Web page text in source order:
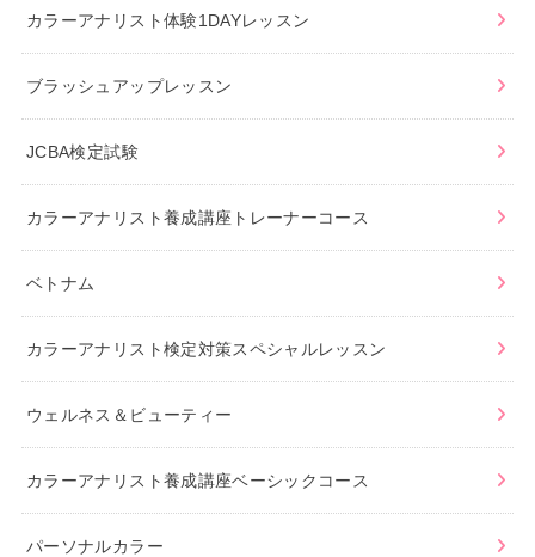
カラーアナリスト体験1DAYレッスン
ブラッシュアップレッスン
JCBA検定試験
カラーアナリスト養成講座トレーナーコース
ベトナム
カラーアナリスト検定対策スペシャルレッスン
ウェルネス＆ビューティー
カラーアナリスト養成講座ベーシックコース
パーソナルカラー